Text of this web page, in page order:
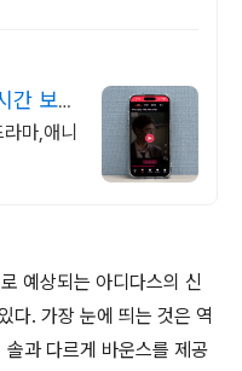
간 보
마,애니
예상되는 아디다스의 신
다. 가장 눈에 띄는 것은 역
과 다르게 바운스를 제공